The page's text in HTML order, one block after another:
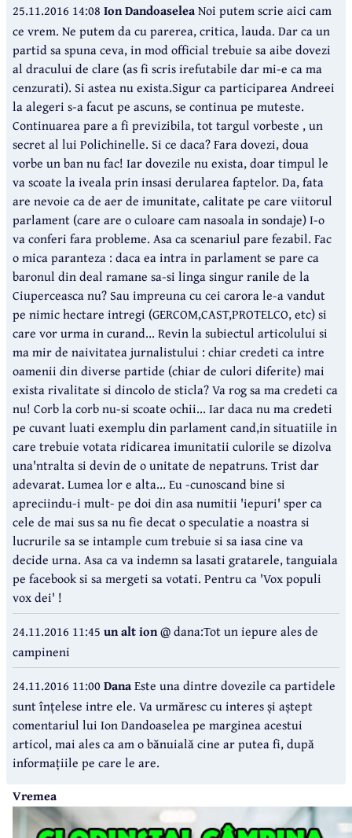
25.11.2016 14:08 Ion DandoaseleaNoi putem scrie aici cam
ce vrem. Ne putem da cu parerea, critica, lauda. Dar ca un
partid sa spuna ceva, in mod official trebuie sa aibe dovezi
al dracului de clare (as fi scris irefutabile dar mi-e ca ma
cenzurati). Si astea nu exista.Sigur ca participarea Andreei
la alegeri s-a facut pe ascuns, se continua pe muteste.
Continuarea pare a fi previzibila, tot targul vorbeste , un
secret al lui Polichinelle. Si ce daca? Fara dovezi, doua
vorbe un ban nu fac! Iar dovezile nu exista, doar timpul le
va scoate la iveala prin insasi derularea faptelor. Da, fata
are nevoie ca de aer de imunitate, calitate pe care viitorul
parlament (care are o culoare cam nasoala in sondaje) I-o
va conferi fara probleme. Asa ca scenariul pare fezabil. Fac
o mica paranteza : daca ea intra in parlament se pare ca
baronul din deal ramane sa-si linga singur ranile de la
Ciuperceasca nu? Sau impreuna cu cei carora le-a vandut
pe nimic hectare intregi (GERCOM,CAST,PROTELCO, etc) si
care vor urma in curand... Revin la subiectul articolului si
ma mir de naivitatea jurnalistului : chiar credeti ca intre
oamenii din diverse partide (chiar de culori diferite) mai
exista rivalitate si dincolo de sticla? Va rog sa ma credeti ca
nu! Corb la corb nu-si scoate ochii... Iar daca nu ma credeti
pe cuvant luati exemplu din parlament cand,in situatiile in
care trebuie votata ridicarea imunitatii culorile se dizolva
una'ntralta si devin de o unitate de nepatruns. Trist dar
adevarat. Lumea lor e alta... Eu -cunoscand bine si
apreciindu-i mult- pe doi din asa numitii 'iepuri' sper ca
cele de mai sus sa nu fie decat o speculatie a noastra si
lucrurile sa se intample cum trebuie si sa iasa cine va
decide urna. Asa ca va indemn sa lasati gratarele, tanguiala
pe facebook si sa mergeti sa votati. Pentru ca 'Vox populi
vox dei' !
24.11.2016 11:45 un alt ion@ dana:Tot un iepure ales de
campineni
24.11.2016 11:00DanaEste una dintre dovezile ca partidele
sunt înțelese intre ele. Va urmăresc cu interes și aștept
comentariul lui Ion Dandoaselea pe marginea acestui
articol, mai ales ca am o bănuială cine ar putea fi, după
informațiile pe care le are.
Vremea